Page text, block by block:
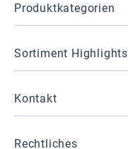
Produktkategorien
Sortiment Highlights
Kontakt
Rechtliches